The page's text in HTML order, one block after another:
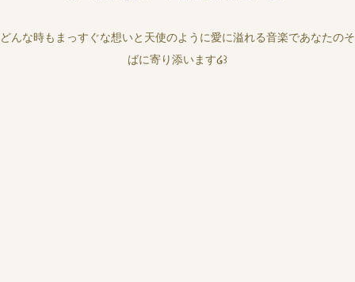
どんな時もまっすぐな想いと天使のように愛に溢れる音楽であなたのそ
ばに寄り添います໒꒱